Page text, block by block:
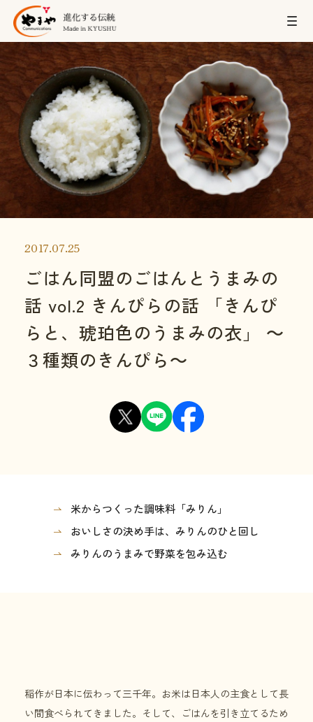
2017.07.25
ごはん同盟のごはんとうまみの
話 vol.2 きんぴらの話 「きんぴ
らと、琥珀色のうまみの衣」 ～
３種類のきんぴら～
米からつくった調味料「みりん」
おいしさの決め手は、みりんのひと回し
みりんのうまみで野菜を包み込む
稲作が日本に伝わって三千年。お米は日本人の主食として長
い間食べられてきました。そして、ごはんを引き立てるため